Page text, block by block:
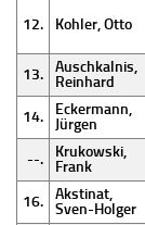
12. Kohler, Otto
13.
Auschkalnis,
Reinhard
14.
Eckermann,
Jürgen
--.
Krukowski,
Frank
16.
Akstinat,
Sven-Holger